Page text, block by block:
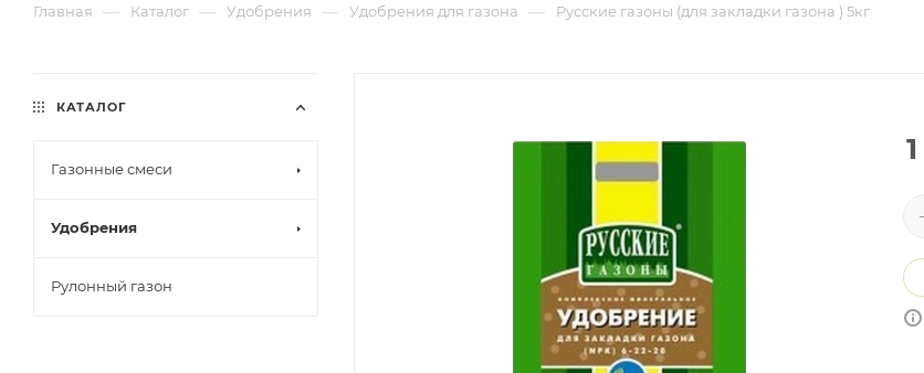
Главная — Каталог — Удобрения — Удобрения для газона — Русские газоны (для закладки газона ) 5кг
КАТАЛОГ
Газонные смеси
Удобрения
Рулонный газон